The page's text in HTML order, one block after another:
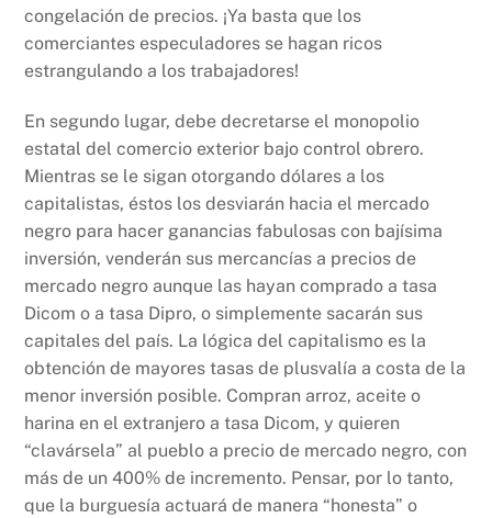
congelación de precios. ¡Ya basta que los
comerciantes especuladores se hagan ricos
estrangulando a los trabajadores!
En segundo lugar, debe decretarse el monopolio
estatal del comercio exterior bajo control obrero.
Mientras se le sigan otorgando dólares a los
capitalistas, éstos los desviarán hacia el mercado
negro para hacer ganancias fabulosas con bajísima
inversión, venderán sus mercancías a precios de
mercado negro aunque las hayan comprado a tasa
Dicom o a tasa Dipro, o simplemente sacarán sus
capitales del país. La lógica del capitalismo es la
obtención de mayores tasas de plusvalía a costa de la
menor inversión posible. Compran arroz, aceite o
harina en el extranjero a tasa Dicom, y quieren
“clavársela” al pueblo a precio de mercado negro, con
más de un 400% de incremento. Pensar, por lo tanto,
que la burguesía actuará de manera“honesta” o